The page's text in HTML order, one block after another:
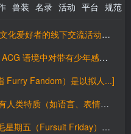
进行中！
兽装 名录 活动 平台 规范
的线下交流活动，是类似漫展一...]
语境中对带有少年感、小...]
Furry Fandom）是以拟人...]
质（如语言、表情、直立行走...]
五（Fursuit Friday）是全球兽迷群体（F...]